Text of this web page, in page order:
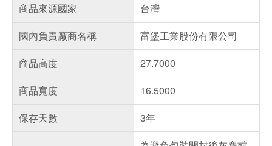
商品來源國家
台灣
國內負責廠商名稱
富堡工業股份有限公司
商品高度
27.7000
商品寬度
16.5000
保存天數
3年